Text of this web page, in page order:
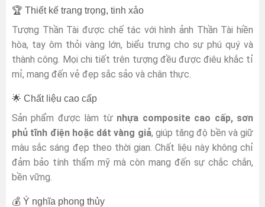
🏆 Thiết kế trang trọng, tinh xảo
Tượng Thần Tài được chế tác với hình ảnh Thần Tài hiền
hòa, tay ôm thỏi vàng lớn, biểu trưng cho sự phú quý và
thành công. Mọi chi tiết trên tượng đều được điêu khắc tỉ
mỉ, mang đến vẻ đẹp sắc sảo và chân thực.
🌟 Chất liệu cao cấp
Sản phẩm được làm từ nhựa composite cao cấp, sơn
phủ tĩnh điện hoặc dát vàng giả, giúp tăng độ bền và giữ
màu sắc sáng đẹp theo thời gian. Chất liệu này không chỉ
đảm bảo tính thẩm mỹ mà còn mang đến sự chắc chắn,
bền vững.
💰 Ý nghĩa phong thủy